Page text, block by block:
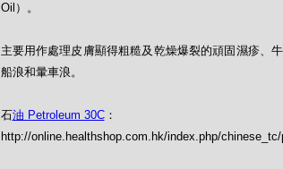
Oil）。
主要用作處理皮膚顯得粗糙及乾燥爆裂的頑固濕疹、
船浪和暈車浪。
石油 Petroleum 30C：
http://online.healthshop.com.hk/index.php/chinese_tc/